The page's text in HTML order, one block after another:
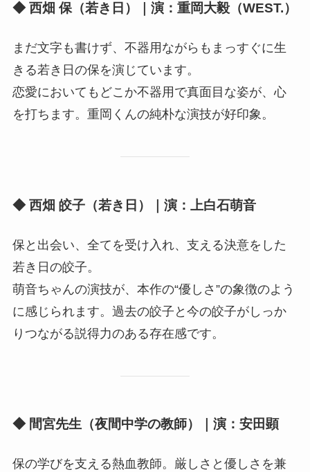
◆ 西畑 保（若き日）｜演：重岡大毅（WEST.）
まだ文字も書けず、不器用ながらもまっすぐに生
きる若き日の保を演じています。
恋愛においてもどこか不器用で真面目な姿が、心
を打ちます。重岡くんの純朴な演技が好印象。
◆ 西畑 皎子（若き日）｜演：上白石萌音
保と出会い、全てを受け入れ、支える決意をした
若き日の皎子。
萌音ちゃんの演技が、本作の“優しさ”の象徴のよう
に感じられます。過去の皎子と今の皎子がしっか
りつながる説得力のある存在感です。
◆ 間宮先生（夜間中学の教師）｜演：安田顕
保の学びを支える熱血教師。厳しさと優しさを兼